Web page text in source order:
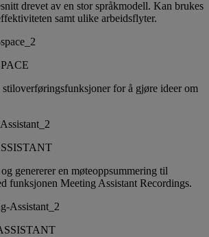
drevet av en stor språkmodell. Kan brukes
samt ulike arbeidsflyter.
for å gjøre ideer om
genererer en møteoppsummering til
funksjonen Meeting Assistant Recordings.